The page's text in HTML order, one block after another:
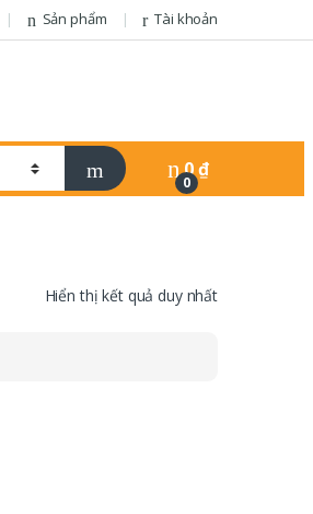
Sản phẩm Tài khoản
0
0₫
Hiển thị kết quả duy nhất